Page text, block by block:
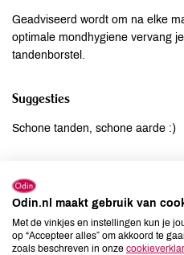
Geadviseerd wordt om na elke
optimale mondhygiene vervang
tandenborstel.
Suggesties
Schone tanden, schone aarde :)
Tandenborstel van FSC
Allergenen
Odin.nl maakt gebruik van
Met de vinkjes en instellingen kun je
op “Accepteer alles” om akkoord te
zoals beschreven in onze